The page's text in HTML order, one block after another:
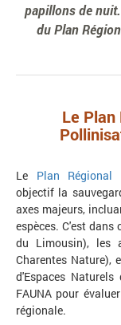
papillons de
du Plan
Le Plan
Le Plan Régional
objectif la
axes majeurs,
espèces. C'est dans
du Limousin), les
Charentes Nature),
d'Espaces
FAUNA pour
régionale.